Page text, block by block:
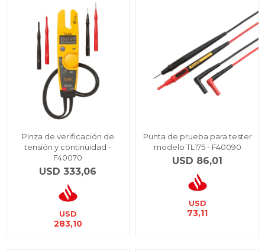
Pinza de verificación de
tensión y continuidad -
F40070
USD 333,06
USD
283,10
Punta de prueba para tester
modelo TL175 - F40090
USD 86,01
USD
73,11